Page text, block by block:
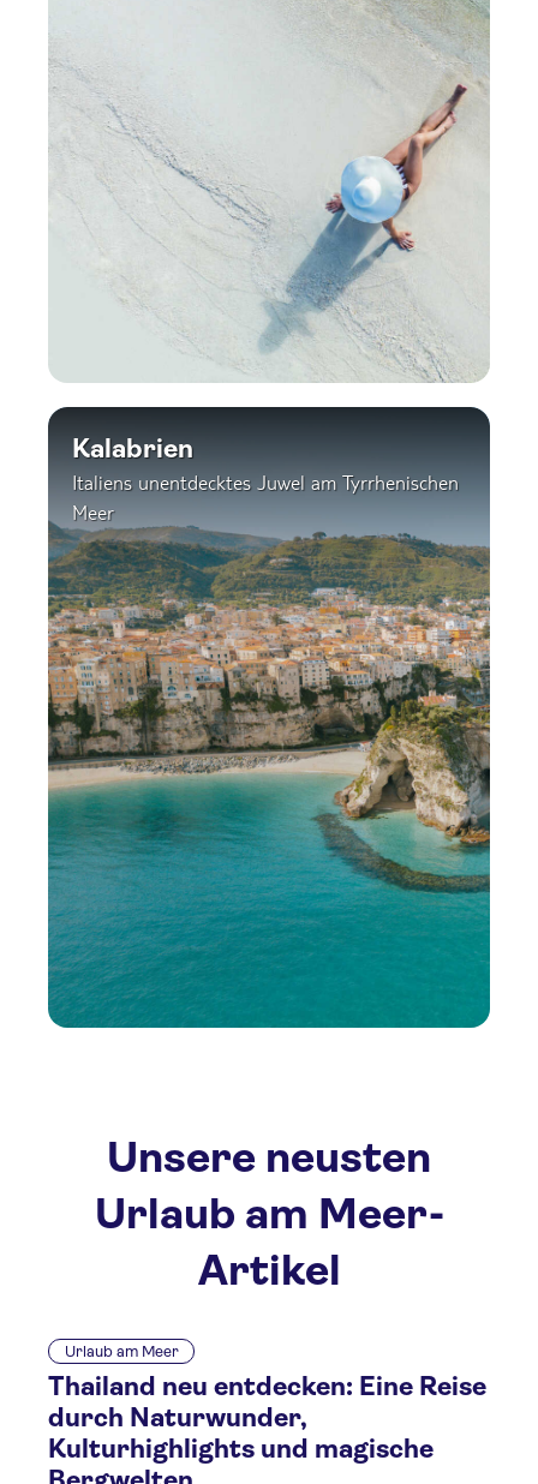
Kalabrien
Italiens unentdecktes Juwel am Tyrrhenischen
Meer
Unsere neusten
Urlaub am Meer-
Artikel
Urlaub am Meer
Thailand neu entdecken: Eine Reise
durch Naturwunder,
Kulturhighlights und magische